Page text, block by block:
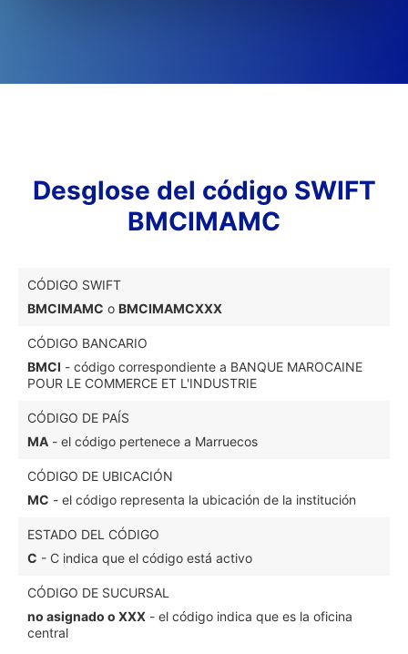
Desglose del código SWIFT
BMCIMAMC
CÓDIGO SWIFT
BMCIMAMC o BMCIMAMCXXX
CÓDIGO BANCARIO
BMCI - código correspondiente a BANQUE MAROCAINE
POUR LE COMMERCE ET L'INDUSTRIE
CÓDIGO DE PAÍS
MA - el código pertenece a Marruecos
CÓDIGO DE UBICACIÓN
MC - el código representa la ubicación de la institución
ESTADO DEL CÓDIGO
C - C indica que el código está activo
CÓDIGO DE SUCURSAL
no asignado o XXX - el código indica que es la oficina
central